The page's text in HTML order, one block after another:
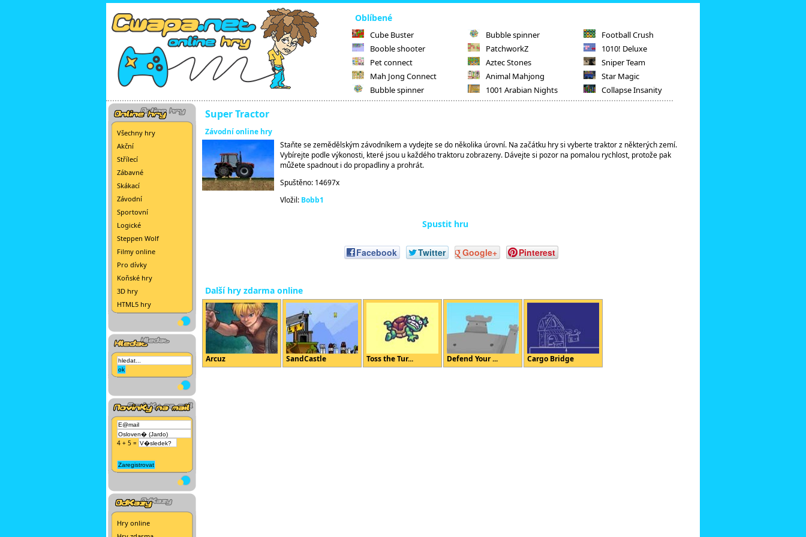
Oblíbené
Cube Buster
Booble shooter
Pet connect
Mah Jong Connect
Bubble spinner
Bubble spinner
PatchworkZ
Aztec Stones
Animal Mahjong
1001 Arabian Nights
Football Crush
1010! Deluxe
Sniper Team
Star Magic
Collapse Insanity
Všechny hry
Akční
Střílecí
Zábavné
Skákací
Závodní
Sportovní
Logické
Steppen Wolf
Filmy online
Pro dívky
Koňské hry
3D hry
HTML5 hry
4 + 5 =
Hry online
Super Tractor
Závodní online hry
Staňte se zemědělským závodníkem a vydejte se do několika úrovní. Na začátku hry si vyberte traktor z některých zemí.
Vybírejte podle výkonosti, které jsou u každého traktoru zobrazeny. Dávejte si pozor na pomalou rychlost, protože pak
můžete spadnout i do propadliny a prohrát.
Spuštěno: 14697x
Vložil: Bobb1
Spustit hru
Facebook Twitter Google+ Pinterest
Další hry zdarma online
Arcuz SandCastle Toss the Tur... Defend Your ... Cargo Bridge